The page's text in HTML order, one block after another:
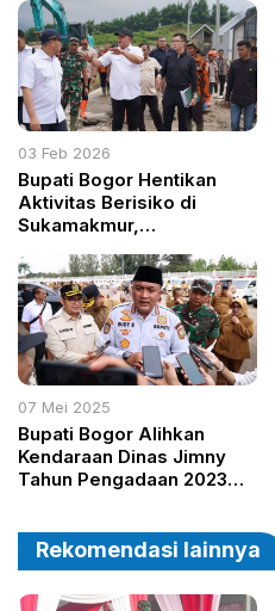
Keamanan
03 Feb 2026
Bupati Bogor Hentikan
Aktivitas Berisiko di
Sukamakmur,
Prioritas
07 Mei 2025
Bupati Bogor Alihkan
Kendaraan Dinas Jimny
Tahun Pengadaan 2023
Layanan Publik
Rekomendasi lainnya